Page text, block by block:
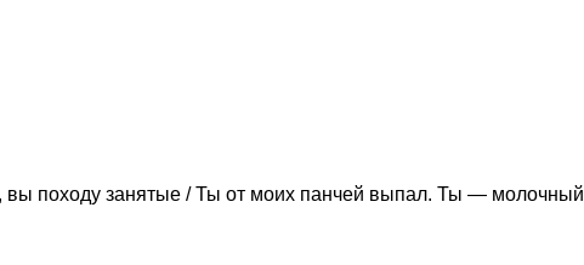
походу занятые / Ты от моих панчей выпал. Ты —